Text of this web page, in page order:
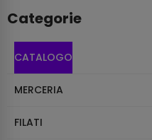
Categorie
CATALOGO
MERCERIA
FILATI